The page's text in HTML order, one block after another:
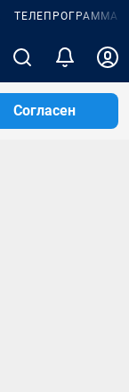
ТЕЛЕПРОГРАММА
Согласен